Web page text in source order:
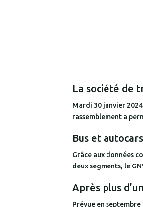
La société de
Mardi 30 janvier
rassemblement a
Bus et
Grâce aux données
deux segments, le
Après plus
Prévue en